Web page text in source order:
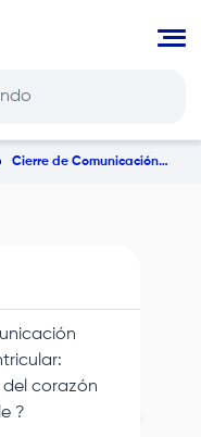
Cierre de Comunicación
corazón
?